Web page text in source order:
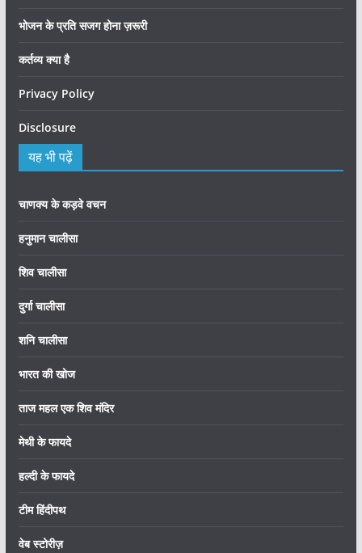
भोजन के प्रति सजग होना ज़रूरी
कर्तव्य क्या है
Privacy Policy
Disclosure
यह भी पढ़ें
चाणक्य के कड़वे वचन
हनुमान चालीसा
शिव चालीसा
दुर्गा चालीसा
शनि चालीसा
भारत की खोज
ताज महल एक शिव मंदिर
मेथी के फायदे
हल्दी के फायदे
टीम हिंदीपथ
वेब स्टोरीज़